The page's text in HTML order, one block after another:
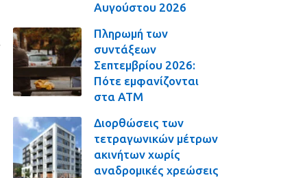
Αυγούστου 2026
Πληρωμή των
συντάξεων
Σεπτεμβρίου 2026:
Πότε εμφανίζονται
στα ΑΤΜ
Διορθώσεις των
τετραγωνικών μέτρων
ακινήτων χωρίς
αναδρομικές χρεώσεις